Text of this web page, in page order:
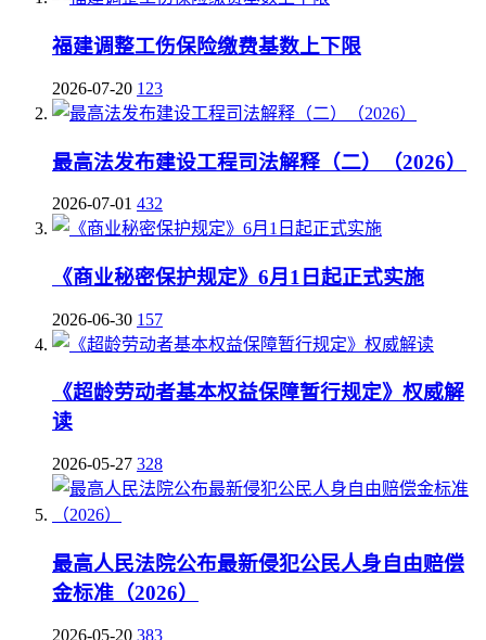
福建调整工伤保险缴费基数上下限
2026-07-20 123
最高法发布建设工程司法解释（二）（2026）
2026-07-01 432
《商业秘密保护规定》6月1日起正式实施
2026-06-30 157
《超龄劳动者基本权益保障暂行规定》权威解
读
2026-05-27 328
最高人民法院公布最新侵犯公民人身自由赔偿
金标准（2026）
2026-05-20 383